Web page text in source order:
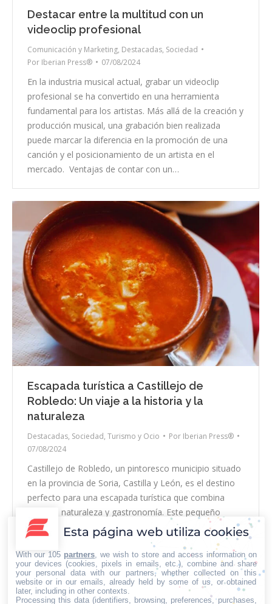
Destacar entre la multitud con un
videoclip profesional
Comunicación y Marketing, Destacadas, Sociedad
Por Iberian Press® 07/08/2024
En la industria musical actual, grabar un videoclip
profesional se ha convertido en una herramienta
fundamental para los artistas. Más allá de la creación y
producción musical, una grabación bien realizada
puede marcar la diferencia en la promoción de una
canción y el posicionamiento de un artista en el
mercado. Ventajas de contar con un…
Escapada turística a Castillejo de
Robledo: Un viaje a la historia y la
naturaleza
Destacadas, Sociedad, Turismo y Ocio Por Iberian Press®
07/08/2024
Castillejo de Robledo, un pintoresco municipio situado
en la provincia de Soria, Castilla y León, es el destino
perfecto para una escapada turística que combina
historia, naturaleza y gastronomía. Este pequeño
pueblo, con menos de 200 habitantes, ofrece a los
visitantes una experiencia auténtica y relajante, ideal
para desconectar de la rutina y sumergirse en…
Esta página web utiliza cookies
With our 105 partners , we wish to store and access information on
your devices (cookies, pixels in emails, etc.), combine and share
your personal data with our partners, whether collected on this
website or in our emails, already held by some of us, or obtained
later, including in other contexts.
Processing this data (identifiers, browsing, preferences, purchases,